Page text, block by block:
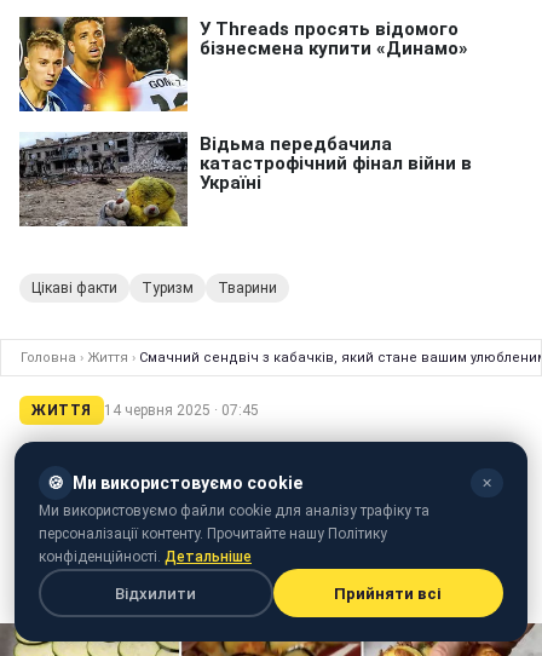
Цікаві факти Туризм Тварини
Головна › Життя › Смачний сендвіч з кабачків, який стане вашим
ЖИТТЯ 14 червня 2025 · 07:45
Смачний сендвіч з кабачків, який стане
вашим улюбленим: готується дуже
легко
редактор стрічки новин
🍪 Ми використовуємо cookie ✕
Ми використовуємо файли cookie для аналізу трафіку та
персоналізації контенту. Прочитайте нашу Політику
конфіденційності. Детальніше
Відхилити Прийняти всі